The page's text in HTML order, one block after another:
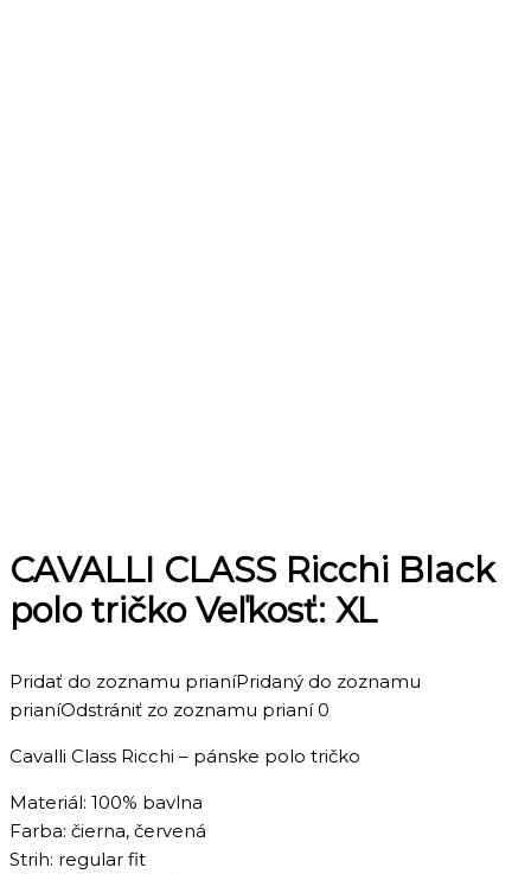
CAVALLI CLASS Ricchi Black
polo tričko Veľkosť: XL
Pridať do zoznamu prianíPridaný do zoznamu
prianíOdstrániť zo zoznamu prianí 0
Cavalli Class Ricchi – pánske polo tričko
Materiál: 100% bavlna
Farba: čierna, červená
Strih: regular fit